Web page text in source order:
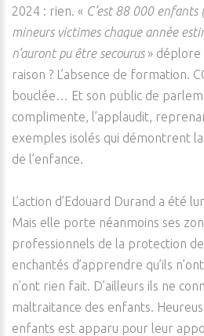
2024 : rien. « C’est 88 000
mineurs victimes chaque année
n’auront pu être secourus» déplore
raison ? L’absence de formation.
bouclée… Et son public de
complimente, l’applaudit,
exemples isolés qui démontrent
de l’enfance.
L’action d’Edouard Durand a été
Mais elle porte néanmoins ses
professionnels de la protection
enchantés d’apprendre qu’ils
n’ont rien fait. D’ailleurs ils ne
maltraitance des enfants.
enfants est apparu pour leur